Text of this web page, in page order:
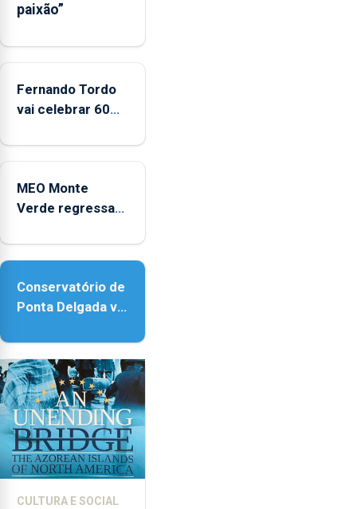
da
entre
e
2025
paixão”
Fernando Tordo
vai celebrar 60
no Coliseu
MEO Monte
Verde regressa
acessibilidade
Conservatório de
Ponta Delgada vai
novos
instrumentos
CULTURA E SOCIAL